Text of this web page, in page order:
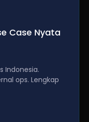
Case Nyata
Indonesia.
ops. Lengkap